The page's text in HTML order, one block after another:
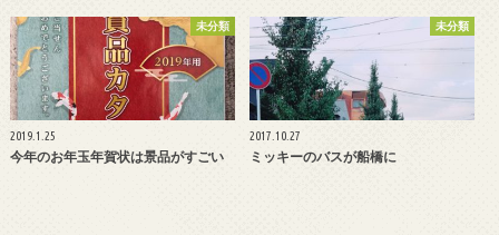
未分類
2019.1.25
今年のお年玉年賀状は景品がすごい
未分類
2017.10.27
ミッキーのバスが船橋に